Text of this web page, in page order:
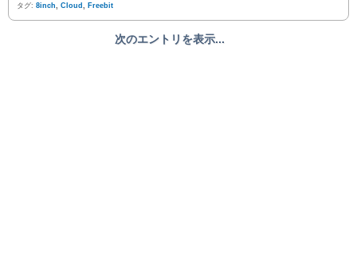
タグ: 8inch, Cloud , Freebit
次のエントリを表示...